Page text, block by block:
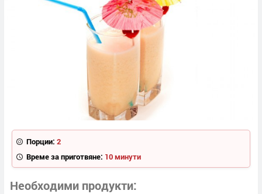
Порции: 2
Време за приготвяне: 10 минути
Необходими продукти